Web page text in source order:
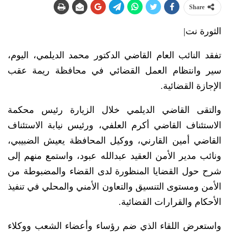
Share
الثورة نت|
تفقد النائب العام القاضي الدكتور محمد الديلمي، اليوم،
سير وانتظام العمل القضائي في محافظة ريمة عقب
الإجازة القضائية.
والتقى القاضي الديلمي خلال الزيارة رئيس محكمة
الاستئناف القاضي أكرم العلفي، ورئيس نيابة الاستئناف
القاضي أمين القارني، ووكيل المحافظة يعيش الضبيبي،
ونائب مدير الأمن العقيد عبدالله عبود، واستمع منهم إلى
شرح حول القضايا المنظورة لدى القضاء والمضبوطة من
الأمن ومستوى التنسيق والتعاون الأمني والمحلي في تنفيذ
الأحكام والقرارات القضائية.
واستعرض اللقاء الذي ضم رؤساء وأعضاء الشعب ووكلاء